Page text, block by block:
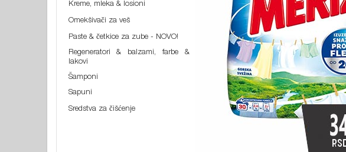
Kreme, mleka & losioni
Omekšivači za veš
Paste & četkice za zube - NOVO!
Regeneratori & balzami, farbe &
lakovi
Šamponi
Sapuni
Sredstva za čišćenje